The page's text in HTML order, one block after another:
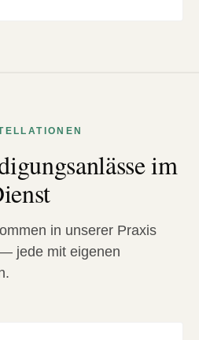
im
in unserer Praxis
jede mit eigenen